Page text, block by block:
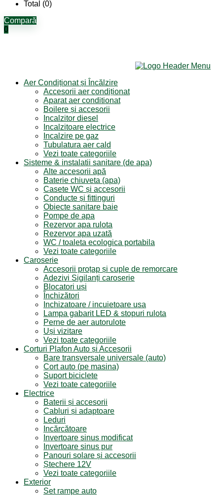
Total (0)
Compară
0
Aer Condiționat și Încălzire
Accesorii aer condiționat
Aparat aer conditionat
Boilere și accesorii
Incalzitor diesel
Incalzitoare electrice
Incalzire pe gaz
Tubulatura aer cald
Vezi toate categoriile
Sisteme & instalatii sanitare (de apa)
Alte accesorii apă
Baterie chiuveta (apa)
Casete WC și accesorii
Conducte și fittinguri
Obiecte sanitare baie
Pompe de apa
Rezervor apa rulota
Rezervor apa uzată
WC / toaleta ecologica portabila
Vezi toate categoriile
Caroserie
Accesorii proțap și cuple de remorcare
Adezivi Sigilanți caroserie
Blocatori uși
Închizători
Inchizatoare / incuietoare usa
Lampa gabarit LED & stopuri rulota
Perne de aer autorulote
Uși vizitare
Vezi toate categoriile
Corturi Plafon Auto și Accesorii
Bare transversale universale (auto)
Cort auto (pe masina)
Suport biciclete
Vezi toate categoriile
Electrice
Baterii și accesorii
Cabluri și adaptoare
Leduri
Incărcătoare
Invertoare sinus modificat
Invertoare sinus pur
Panouri solare și accesorii
Ștechere 12V
Vezi toate categoriile
Exterior
Set rampe auto